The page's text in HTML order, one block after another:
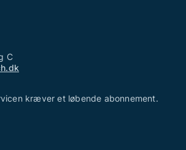
C
kræver et løbende abonnement.